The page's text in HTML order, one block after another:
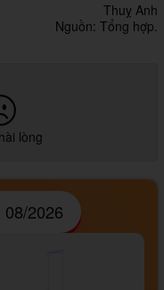
Thuỵ Anh
Nguồn: Tổng hợp.
lòng
2026